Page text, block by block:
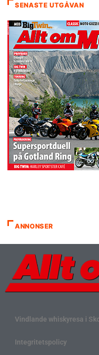
SENASTE UTGÅVAN
ANNONSER
Vindlande whiskyresa i
Integritetspolicy